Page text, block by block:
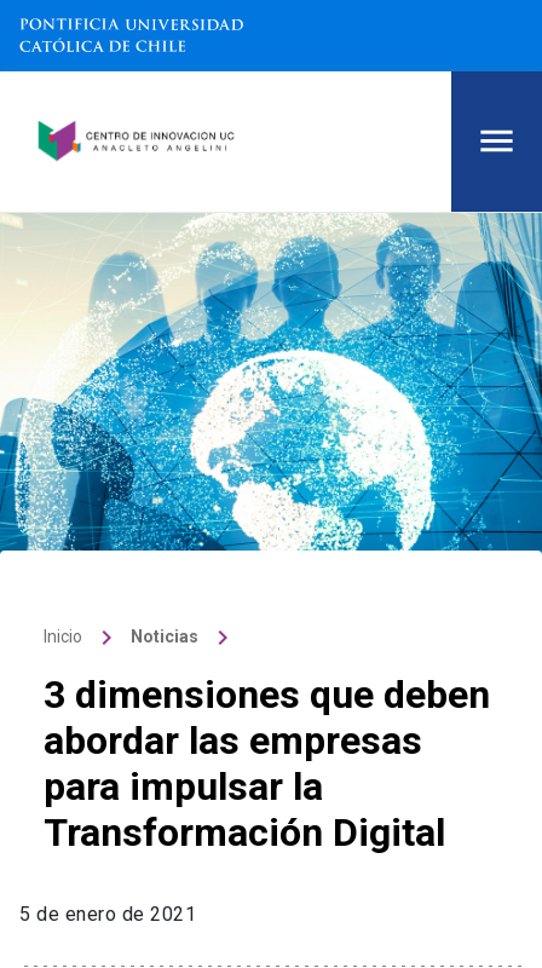
Inicio keyboard_arrow_right Noticias keyboard_arrow_right
3 dimensiones que deben
abordar las empresas
para impulsar la
Transformación Digital
5 de enero de 2021